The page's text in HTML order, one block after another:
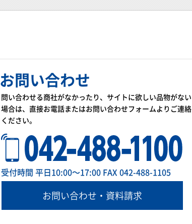
お問い合わせ
問い合わせる商社がなかったり、サイトに欲しい品物がない
場合は、直接お電話またはお問い合わせフォームよりご連絡
ください。
受付時間 平日10:00～17:00 FAX 042-488-1105
お問い合わせ・資料請求